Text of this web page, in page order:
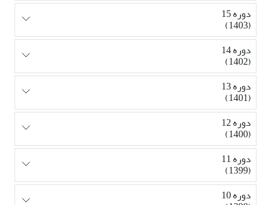
دوره 15
(1403)
دوره 14
(1402)
دوره 13
(1401)
دوره 12
(1400)
دوره 11
(1399)
دوره 10